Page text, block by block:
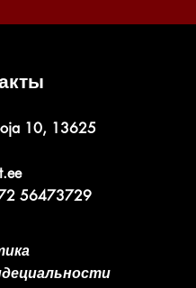
10, 13625
56473729